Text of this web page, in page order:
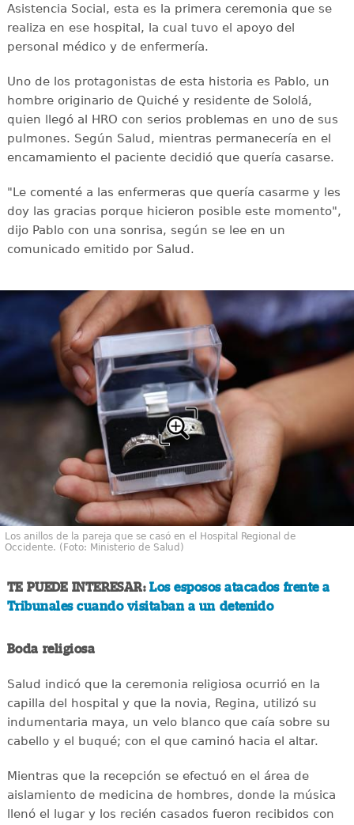
Asistencia Social, esta es la primera ceremonia que se
realiza en ese hospital, la cual tuvo el apoyo del
personal médico y de enfermería.
Uno de los protagonistas de esta historia es Pablo, un
hombre originario de Quiché y residente de Sololá,
quien llegó al HRO con serios problemas en uno de sus
pulmones. Según Salud, mientras permanecería en el
encamamiento el paciente decidió que quería casarse.
"Le comenté a las enfermeras que quería casarme y les
doy las gracias porque hicieron posible este momento",
dijo Pablo con una sonrisa, según se lee en un
comunicado emitido por Salud.
Los anillos de la pareja que se casó en el Hospital Regional de
Occidente. (Foto: Ministerio de Salud)
TE PUEDE INTERESAR:Los esposos atacados frente a
Tribunales cuando visitaban a un detenido
Boda religiosa
Salud indicó que la ceremonia religiosa ocurrió en la
capilla del hospital y que la novia, Regina, utilizó su
indumentaria maya, un velo blanco que caía sobre su
cabello y el buqué; con el que caminó hacia el altar.
Mientras que la recepción se efectuó en el área de
aislamiento de medicina de hombres, donde la música
llenó el lugar y los recién casados fueron recibidos con